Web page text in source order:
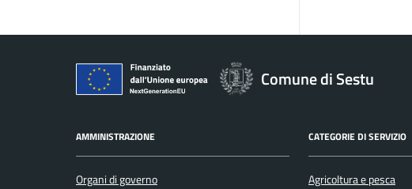
Comune di Sestu
AMMINISTRAZIONE
Organi di governo
CATEGORIE DI SERVIZIO
Agricoltura e pesca